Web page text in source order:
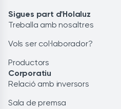
Sigues part d'Holaluz
Treballa amb nosaltres
Vols ser col·laborador?
Productors
Corporatiu
Relació amb inversors
Sala de premsa